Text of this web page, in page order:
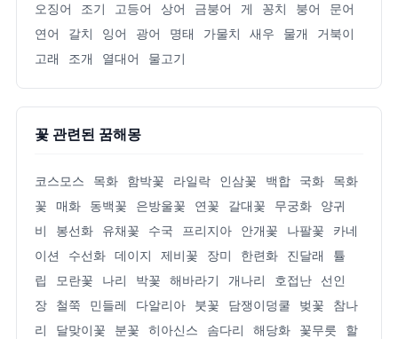
오징어 조기 고등어 상어 금붕어 게 꽁치 붕어
문어
연어
갈치 잉어 광어 명태 가물치 새우 물개
거북이
고래
조개 열대어 물고기
꽃 관련된 꿈해몽
코스모스 목화 함박꽃 라일락 인삼꽃 백합 국화
목화
꽃
매화 동백꽃 은방울꽃 연꽃 갈대꽃 무궁화
양귀
비
봉선화 유채꽃 수국 프리지아 안개꽃 나팔꽃
카네
이션
수선화 데이지 제비꽃 장미 한련화 진달래
튤
립
모란꽃 나리 박꽃 해바라기 개나리 호접난
선인
장
철쭉 민들레 다알리아 붓꽃 담쟁이덩쿨 벚꽃
참나
리
달맞이꽃 분꽃 히아신스 솜다리 해당화 꽃무릇
할